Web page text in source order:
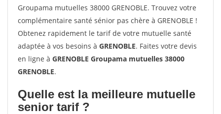
Groupama mutuelles 38000 GRENOBLE. Trouvez votre
complémentaire santé sénior pas chère à GRENOBLE !
Obtenez rapidement le tarif de votre mutuelle santé
adaptée à vos besoins à GRENOBLE. Faites votre devis
en ligne à GRENOBLE Groupama mutuelles 38000
GRENOBLE.
Quelle est la meilleure mutuelle
senior tarif ?